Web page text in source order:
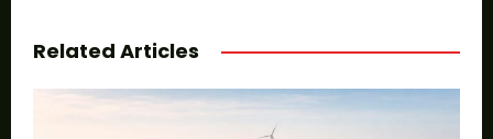
Related Articles